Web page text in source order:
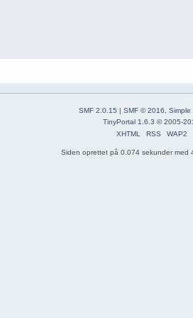
SMF 2.0.15 | SMF © 2016
Simple
TinyPortal 1.6.3 ©2005-
XHTML
RSS WAP2
Siden oprettet på 0.074 sekunder med